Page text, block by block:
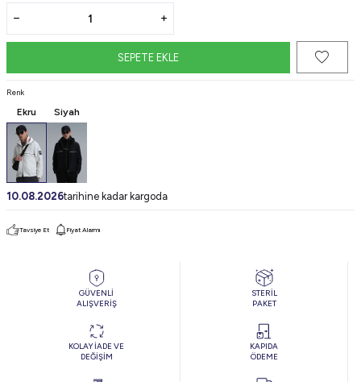
SEPETE EKLE
Renk
Ekru Siyah
10.08.2026tarihine kadar kargoda
Tavsiye Et Fiyat Alarmı
GÜVENLİ
ALIŞVERİŞ
STERİL
PAKET
KOLAY İADE VE
DEĞİŞİM
KAPIDA
ÖDEME